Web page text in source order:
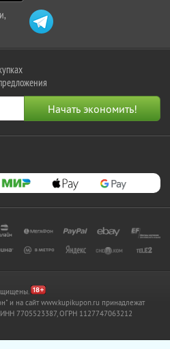
и на сайт www.kupikupon.ru принадлежат
7705523387, ОГРН 1127747063212